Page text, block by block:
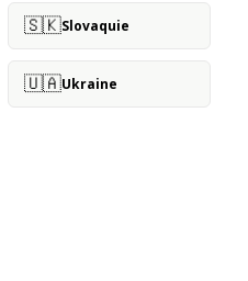
🇸🇰Slovaquie
🇺🇦Ukraine